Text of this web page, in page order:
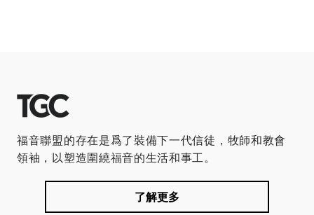
福音聯盟的存在是爲了裝備下一代信徒，牧師和教會
領袖，以塑造圍繞福音的生活和事工。
了解更多